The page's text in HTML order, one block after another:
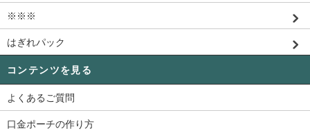
※※※
はぎれパック
コンテンツを見る
よくあるご質問
口金ポーチの作り方